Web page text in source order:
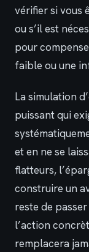
vérifier si vous
ou s’il est
pour
faible ou une
La simulation
puissant qui
et en ne se
flatteurs,
construire un
reste de
l’action
remplacera